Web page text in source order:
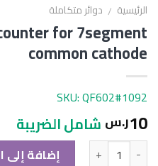
الرئيسية / دوائر متكاملة
for 7segment
common cathode
SKU: QF602#1092
10ر.س شامل الضريبة
الكمية إضافة إلى